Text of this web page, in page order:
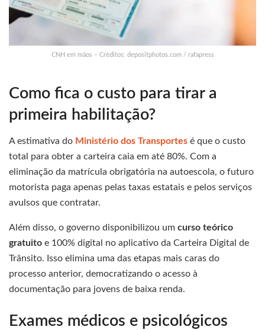
CNH em mãos – Créditos: depositphotos.com / rafapress
Como fica o custo para tirar a
primeira habilitação?
A estimativa do Ministério dos Transportes é que o custo
total para obter a carteira caia em até 80%. Com a
eliminação da matrícula obrigatória na autoescola, o futuro
motorista paga apenas pelas taxas estatais e pelos serviços
avulsos que contratar.
Além disso, o governo disponibilizou um curso teórico
gratuito e 100% digital no aplicativo da Carteira Digital de
Trânsito. Isso elimina uma das etapas mais caras do
processo anterior, democratizando o acesso à
documentação para jovens de baixa renda.
Exames médicos e psicológicos